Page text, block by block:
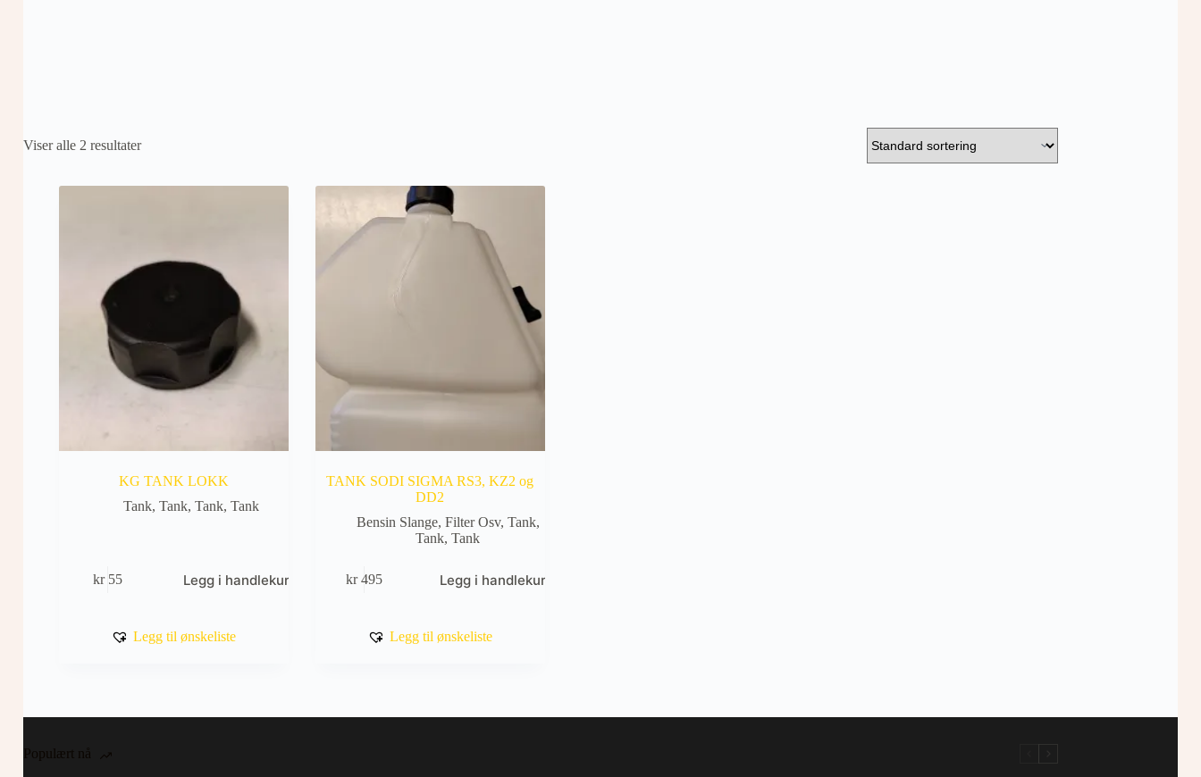
Viser alle 2 resultater
KG TANK LOKK
Tank,Tank,Tank,Tank
kr55 Legg i handlekurv
Legg til ønskeliste
TANK SODI SIGMA RS3, KZ2 og
DD2
Bensin Slange, Filter Osv, Tank,
Tank,Tank
kr495 Legg i handlekurv
Legg til ønskeliste
Populært nå